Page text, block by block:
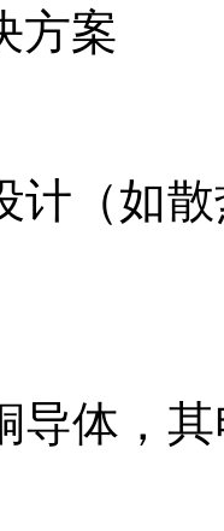
方案
计（如
导体，